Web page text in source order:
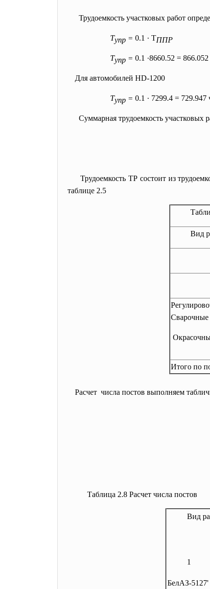
Трудоемкость участковых работ
Тупр = 0.1 · ТППР
Тупр = 0.1 ·8660.52 =
Для автомобилей HD-1200
Тупр = 0.1 · 7299.4 = 729.947
Суммарная трудоемкость участковых
Трудоемкость ТР состоит из
таблице 2.5
Вид
Сварочные
Итого по
Расчет числа постов выполняем
Таблица 2.8 Расчет числа постов
Вид
1
БелАЗ-5127'